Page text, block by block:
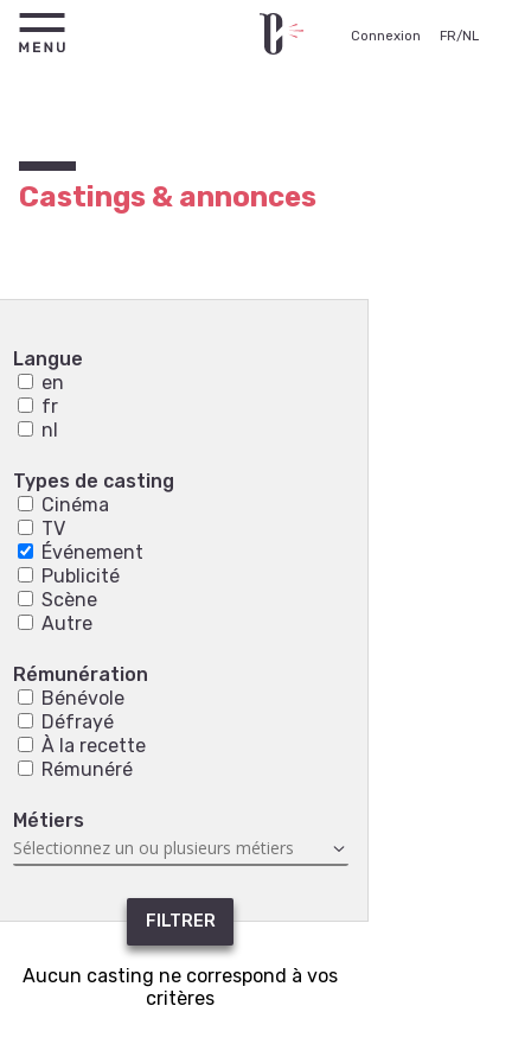
Connexion FR/NL
Castings & annonces
Langue
en
fr
nl
Types de casting
Cinéma
TV
Événement
Publicité
Scène
Autre
Rémunération
Bénévole
Défrayé
À la recette
Rémunéré
Métiers
FILTRER
Aucun casting ne correspond à vos
critères